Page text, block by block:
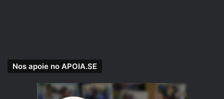
Nos apoie no APOIA.SE